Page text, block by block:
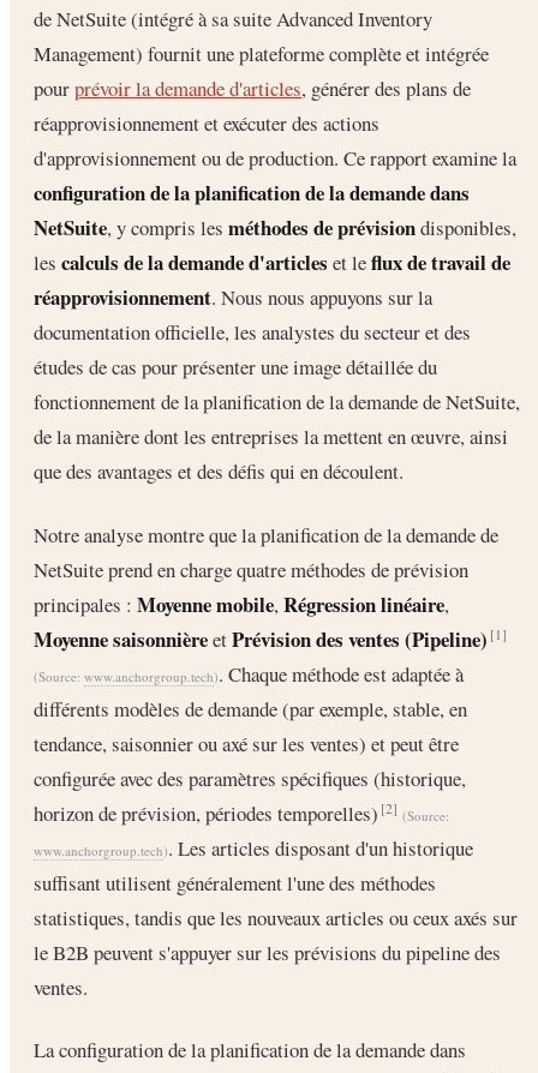
de NetSuite (intégré à sa suite Advanced Inventory
Management) fournit une plateforme complète et intégrée
pourprévoir la demande d'articles, générer des plans de
réapprovisionnement et exécuter des actions
d'approvisionnement ou de production. Ce rapport examine la
configuration de la planification de la demande dans
NetSuite, y compris les méthodes de prévisiondisponibles,
les calculs de la demande d'articles et leflux de travail de
réapprovisionnement. Nous nous appuyons sur la
documentation officielle, les analystes du secteur et des
études de cas pour présenter une image détaillée du
fonctionnement de la planification de la demande de NetSuite,
de la manière dont les entreprises la mettent en œuvre, ainsi
que des avantages et des défis qui en découlent.
Notre analyse montre que la planification de la demande de
NetSuite prend en charge quatre méthodes de prévision
principales : Moyenne mobile,Régression linéaire,
Moyenne saisonnièreetPrévision des ventes (Pipeline) [1]
(Source: www.anchorgroup.tech). Chaque méthode est adaptée à
différents modèles de demande (par exemple, stable, en
tendance, saisonnier ou axé sur les ventes) et peut être
configurée avec des paramètres spécifiques (historique,
horizon de prévision, périodes temporelles)[2] (Source:
www.anchorgroup.tech). Les articles disposant d'un historique
suffisant utilisent généralement l'une des méthodes
statistiques, tandis que les nouveaux articles ou ceux axés sur
le B2B peuvent s'appuyer sur les prévisions du pipeline des
ventes.
La configuration de la planification de la demande dans